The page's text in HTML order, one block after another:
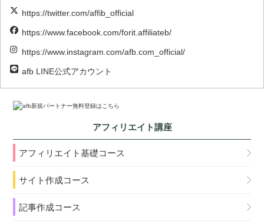
https://twitter.com/affib_official
https://www.facebook.com/forit.affiliateb/
https://www.instagram.com/afb.com_official/
afb LINE公式アカウント
アフィリエイト講座
アフィリエイト基礎コース
サイト作成コース
記事作成コース